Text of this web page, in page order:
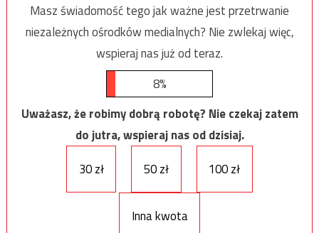
Masz świadomość tego jak ważne jest przetrwanie
niezależnych ośrodków medialnych? Nie zwlekaj więc,
wspieraj nas już od teraz.
8%
Uważasz, że robimy dobrą robotę? Nie czekaj zatem
do jutra, wspieraj nas od dzisiaj.
30 zł
50 zł 100 zł
Inna kwota